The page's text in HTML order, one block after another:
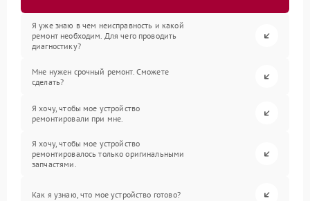
Я уже знаю в чем неисправность и какой
ремонт необходим. Для чего проводить
диагностику?
Мне нужен срочный ремонт. Сможете
сделать?
Я хочу, чтобы мое устройство
ремонтировали при мне.
Я хочу, чтобы мое устройство
ремонтировалось только оригинальными
запчастями.
Как я узнаю, что мое устройство готово?